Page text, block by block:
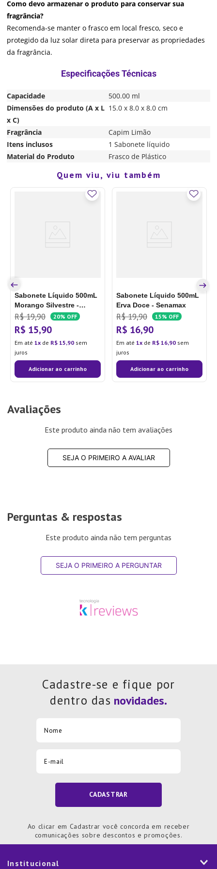
Como devo armazenar o produto para conservar sua
fragrância?
Recomenda-se manter o frasco em local fresco, seco e
protegido da luz solar direta para preservar as propriedades
da fragrância.
Capacidade
500.00 ml
Dimensões do produto (A x L
x C)
15.0 x 8.0 x 8.0 cm
Fragrância
Capim Limão
Itens inclusos
1 Sabonete líquido
Material do Produto
Frasco de Plástico
Quem viu, viu também
Sabonete Líquido 500mL
Morango Silvestre -
Senamax
R$ 19,90 20% OFF
R$ 15,90
Em até 1 de R$ 15,90 sem
juros
Adicionar ao carrinho
Sabonete Líquido 500mL
Erva Doce - Senamax
R$ 19,90 15% OFF
R$ 16,90
Em até 1 de R$ 16,90 sem
juros
Adicionar ao carrinho
Avaliações
Este produto ainda não tem avaliações
SEJA O PRIMEIRO A AVALIAR
Perguntas & respostas
Este produto ainda não tem perguntas
SEJA O PRIMEIRO A PERGUNTAR
Cadastre-se e fique por
dentro das
CADASTRAR
Ao clicar em Cadastrar você concorda em receber
comunicações sobre descontos e promoções.
Institucional